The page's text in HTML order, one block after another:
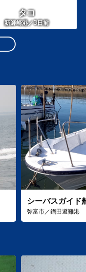
タコ
新師崎港／3日前
シーバスガイド
弥富市／鍋田避難港